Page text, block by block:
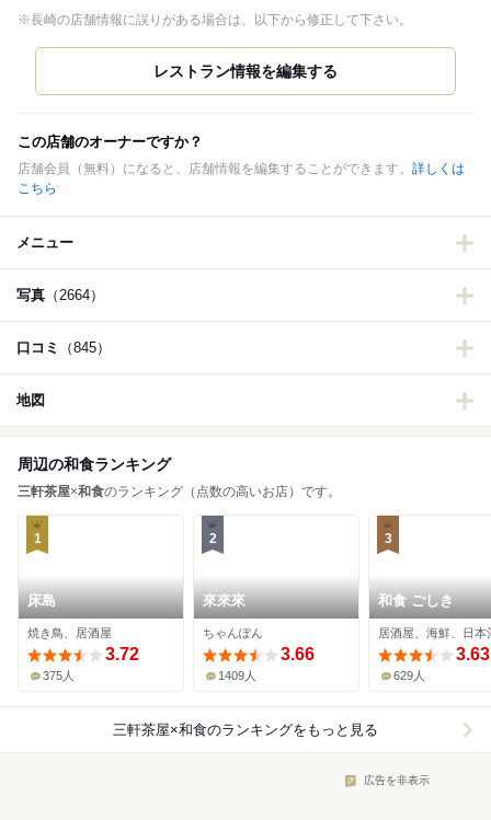
※長崎の店舗情報に誤りがある場合は、以下から修正して下さい。
この店舗のオーナーですか？
店舗会員（無料）になると、店舗情報を編集することができます。 詳しくは
こちら
メニュー
写真 （2664）
口コミ （845）
地図
周辺の和食ランキング
三軒茶屋×和食のランキング（点数の高いお店）です。
1
床島
焼き鳥、居酒屋
3.72
375人
2
來來來
ちゃんぽん
3.66
1409人
3
和食 ごしき
居酒屋、海鮮、日本
3.63
629人
三軒茶屋×和食のランキングをもっと見る
広告を非表示